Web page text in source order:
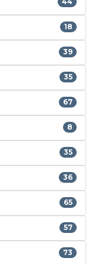
18
39
35
67
8
35
36
65
57
73